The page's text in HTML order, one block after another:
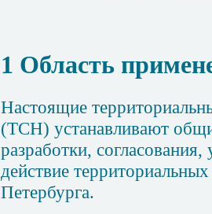
1 Область
Настоящие
(ТСН) устанавливают
разработки,
действие
Петербурга.